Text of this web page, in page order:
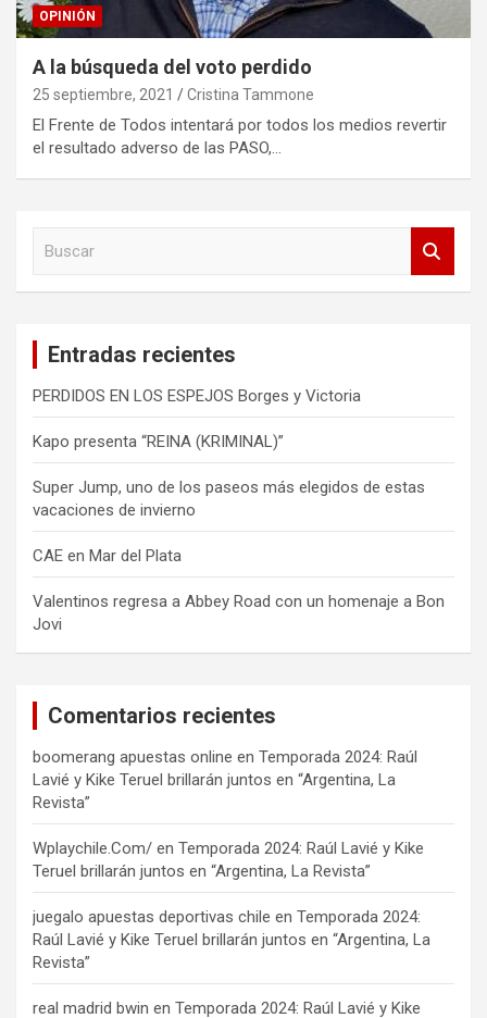
OPINIÓN
A la búsqueda del voto perdido
25 septiembre, 2021 Cristina Tammone
El Frente de Todos intentará por todos los medios revertir
el resultado adverso de las PASO,…
Entradas recientes
PERDIDOS EN LOS ESPEJOS Borges y Victoria
Kapo presenta “REINA (KRIMINAL)”
Super Jump, uno de los paseos más elegidos de estas
vacaciones de invierno
CAE en Mar del Plata
Valentinos regresa a Abbey Road con un homenaje a Bon
Jovi
Comentarios recientes
boomerang apuestas online en Temporada 2024: Raúl
Lavié y Kike Teruel brillarán juntos en “Argentina, La
Revista”
Wplaychile.Com/ en Temporada 2024: Raúl Lavié y Kike
Teruel brillarán juntos en “Argentina, La Revista”
juegalo apuestas deportivas chile en Temporada 2024:
Raúl Lavié y Kike Teruel brillarán juntos en “Argentina, La
Revista”
real madrid bwin en Temporada 2024: Raúl Lavié y Kike